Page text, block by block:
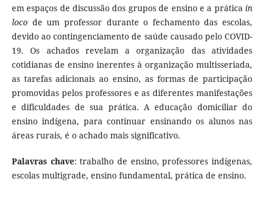
em espaços de discussão dos grupos de ensino e a prática in
locode um professor durante o fechamento das escolas,
devido ao contingenciamento de saúde causado pelo COVID-
19. Os achados revelam a organização das atividades
cotidianas de ensino inerentes à organização multisseriada,
as tarefas adicionais ao ensino, as formas de participação
promovidas pelos professores e as diferentes manifestações
e dificuldades de sua prática. A educação domiciliar do
ensino indígena, para continuar ensinando os alunos nas
áreas rurais, é o achado mais significativo.
Palavras chave: trabalho de ensino, professores indígenas,
escolas multigrade, ensino fundamental, prática de ensino.